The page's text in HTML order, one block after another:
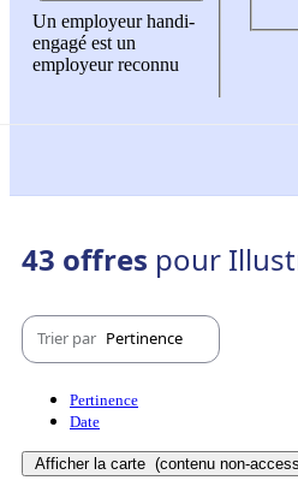
Un employeur handi-
engagé est un
employeur reconnu
43 offres pour
Trier par Pertinence
Pertinence
Date
Afficher la carte (contenu non-